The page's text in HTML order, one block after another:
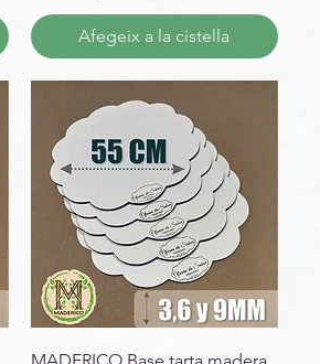
Afegeix a la cistella